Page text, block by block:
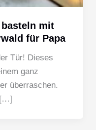
basteln mit
für Papa
Tür! Dieses
ganz
überraschen.
[…]